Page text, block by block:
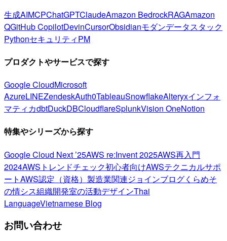
生成AIMCPChatGPTClaudeAmazon BedrockRAGAmazon
QGitHub CopilotDevinCursorObsidianモダンデータスタック
PythonセキュリティPM
プロダクトやサービスで探す
Google CloudMicrosoft
AzureLINEZendeskAuth0TableauSnowflakeAlteryxインフォ
マティカdbtDuckDBCloudflareSplunkVision OneNotion
特集やシリーズから探す
Google Cloud Next ’25AWS re:Invent 2025AWS再入門
2024AWSトレンドチェック初心者向けAWSテクニカルサポ
ートAWS認定（資格） 製造業関連ジョインブログくらめそ
の情シス組織開発室の活動デザインThai
LanguageVietnamese Blog
お問い合わせ